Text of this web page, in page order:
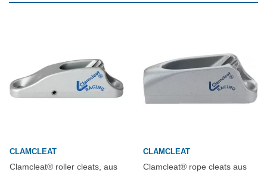
CLAMCLEAT
Clamcleat® roller cleats, aus
CLAMCLEAT
Clamcleat® rope cleats aus